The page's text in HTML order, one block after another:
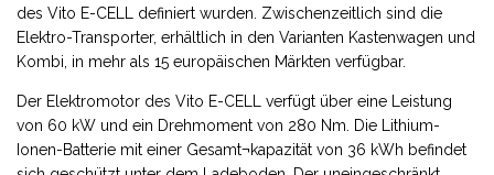
des Vito E-CELL definiert wurden. Zwischenzeitlich sind die
Elektro-Transporter, erhältlich in den Varianten Kastenwagen und
Kombi, in mehr als 15 europäischen Märkten verfügbar.
Der Elektromotor des Vito E-CELL verfügt über eine Leistung
von 60 kW und ein Drehmoment von 280 Nm. Die Lithium-
Ionen-Batterie mit einer Gesamt¬kapazität von 36 kWh befindet